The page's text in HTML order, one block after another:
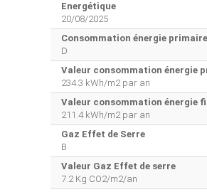
Energétique
20/08/2025
Consommation énergie primaire
D
Valeur consommation énergie
234.3 kWh/m2 par an
Valeur consommation énergie
211.4 kWh/m2 par an
Gaz Effet de Serre
B
Valeur Gaz Effet de serre
7.2 Kg CO2/m2/an